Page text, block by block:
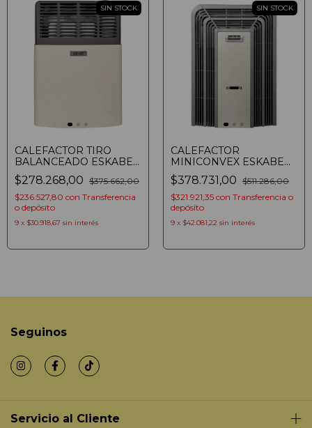
SIN STOCK
CALEFACTOR TIRO
BALANCEADO ESKABE
S21 TB2 P
AROMATIZADOR
MULTIGAS CLASE A
2000 KCAL/H MARFIL
$278.268,00 $375.662,00
$236.527,80 con Transferencia
o depósito
9 x $30.918,67 sin interés
SIN STOCK
CALEFACTOR
MINICONVEX ESKABE
TITANIO TT MX3 TE
AROMATIZADOR
TERMOSTATO MULTIGAS
3000 KCAL/H
$378.731,00 $511.286,00
$321.921,35 con Transferencia o
depósito
9 x $42.081,22 sin interés
Seguinos
Servicio al Cliente